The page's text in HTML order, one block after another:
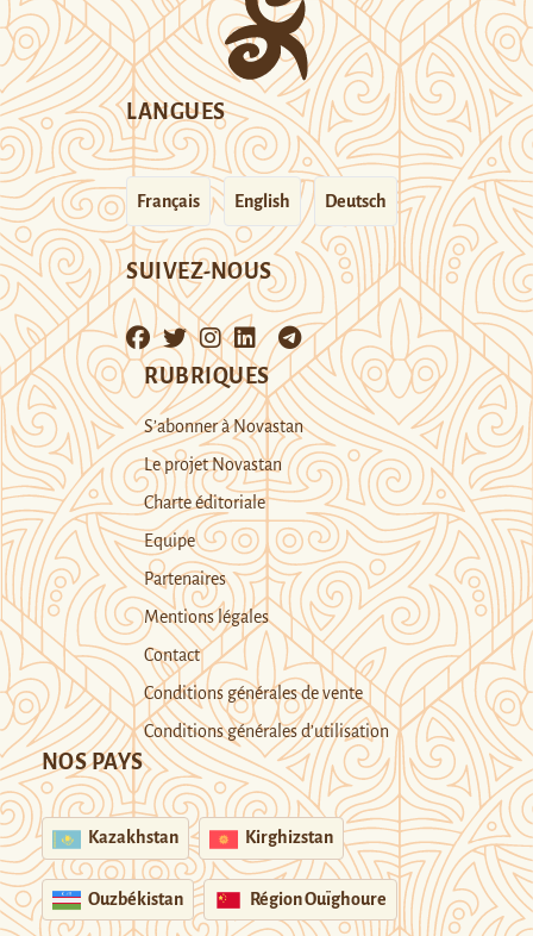
LANGUES
Français English Deutsch
SUIVEZ-NOUS
RUBRIQUES
S’abonner à Novastan
Le projet Novastan
Charte éditoriale
Equipe
Partenaires
Mentions légales
Contact
Conditions générales de vente
Conditions générales d’utilisation
NOS PAYS
Kazakhstan Kirghizstan
Ouzbékistan Région Ouïghoure